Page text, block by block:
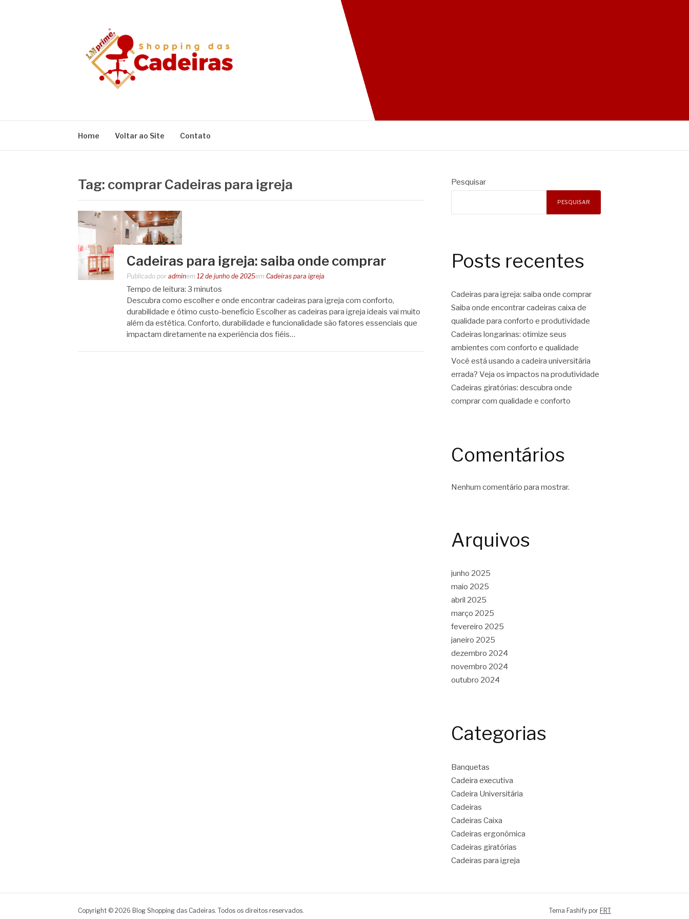
BLOG SHOPPING DAS CADEIRAS
Home Voltar ao Site Contato
Tag: comprar Cadeiras para igreja
Cadeiras para igreja: saiba onde comprar
Publicado por adminem 12 de junho de 2025em Cadeiras para igreja
Tempo de leitura: 3 minutos
Descubra como escolher e onde encontrar cadeiras para igreja com conforto,
durabilidade e ótimo custo-benefício Escolher as cadeiras para igreja ideais vai muito
além da estética. Conforto, durabilidade e funcionalidade são fatores essenciais que
impactam diretamente na experiência dos fiéis…
Pesquisar
PESQUISAR
Posts recentes
Cadeiras para igreja: saiba onde comprar
Saiba onde encontrar cadeiras caixa de
qualidade para conforto e produtividade
Cadeiras longarinas: otimize seus
ambientes com conforto e qualidade
Você está usando a cadeira universitária
errada? Veja os impactos na produtividade
Cadeiras giratórias: descubra onde
comprar com qualidade e conforto
Comentários
Nenhum comentário para mostrar.
Arquivos
junho 2025
maio 2025
abril 2025
março 2025
fevereiro 2025
janeiro 2025
dezembro 2024
novembro 2024
outubro 2024
Categorias
Banquetas
Cadeira executiva
Cadeira Universitária
Cadeiras
Cadeiras Caixa
Cadeiras ergonômica
Cadeiras giratórias
Cadeiras para igreja
Copyright © 2026 Blog Shopping das Cadeiras. Todos os direitos reservados. Tema Fashify por FRT